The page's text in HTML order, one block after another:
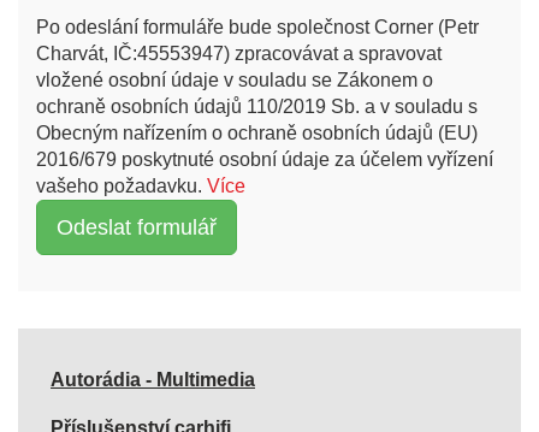
Po odeslání formuláře bude společnost Corner (Petr
Charvát, IČ:45553947) zpracovávat a spravovat
vložené osobní údaje v souladu se Zákonem o
ochraně osobních údajů 110/2019 Sb. a v souladu s
Obecným nařízením o ochraně osobních údajů (EU)
2016/679 poskytnuté osobní údaje za účelem vyřízení
vašeho požadavku. Více
Autorádia - Multimedia
Příslušenství carhifi